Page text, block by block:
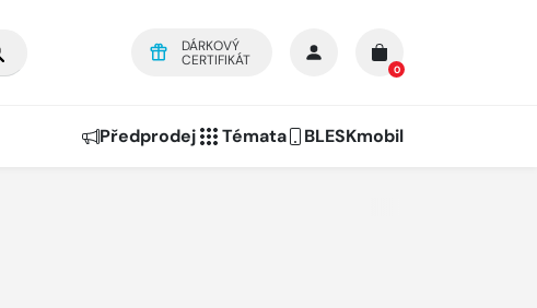
DÁRKOVÝ
CERTIFIKÁT
0
Předprodej Témata BLESKmobil